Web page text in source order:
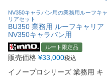
NV350キャラバン用の業務用ルーフキャ
リアセット
BU350 業務用 ルーフキャリア
NV350キャラバン用
ルート限定品
販売価格 ¥33,000税込
イノープロシリーズ 業務用 キ